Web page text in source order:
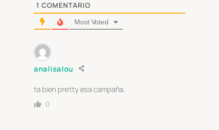
1 COMENTARIO
Most Voted
analisalou
ta bien pretty esa campaña.
0